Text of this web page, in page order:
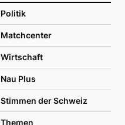
Politik
Matchcenter
Wirtschaft
Nau Plus
Stimmen der Schweiz
Themen